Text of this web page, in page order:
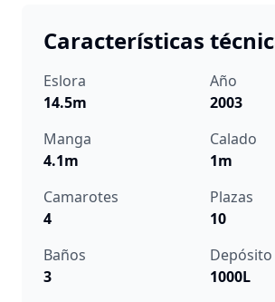
Características
Eslora
14.5m
Año
2003
Manga
4.1m
Calado
1m
Camarotes
4
Plazas
10
Baños
3
1000L